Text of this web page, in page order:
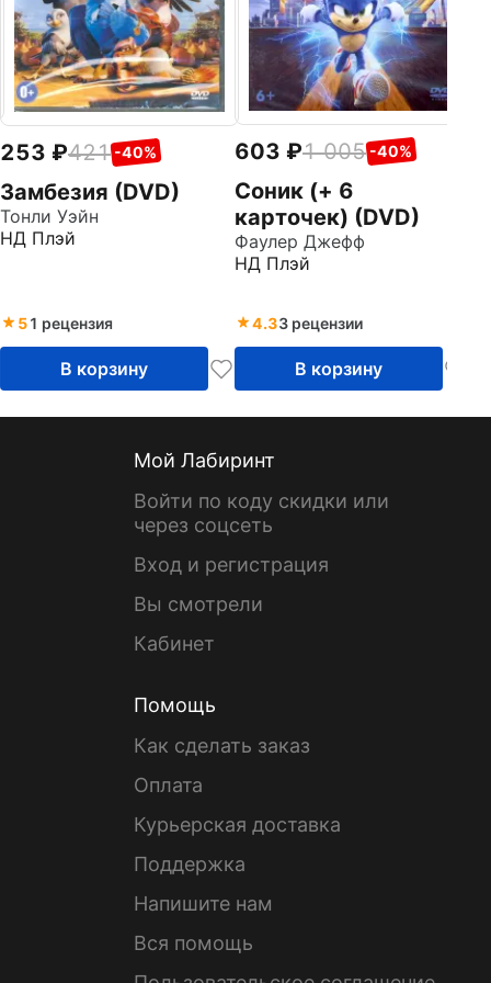
253 421 -40%
Замбезия (DVD)
Тонли Уэйн
НД Плэй
51 рецензия
В корзину
603 1 005 -40%
Соник (+ 6
карточек) (DVD)
Фаулер Джефф
НД Плэй
4.33 рецензии
В корзину
Мой Лабиринт
Войти по коду скидки или
через соцсеть
Вход и регистрация
Вы смотрели
Кабинет
Помощь
Как сделать заказ
Оплата
Курьерская доставка
Поддержка
Напишите нам
Вся помощь